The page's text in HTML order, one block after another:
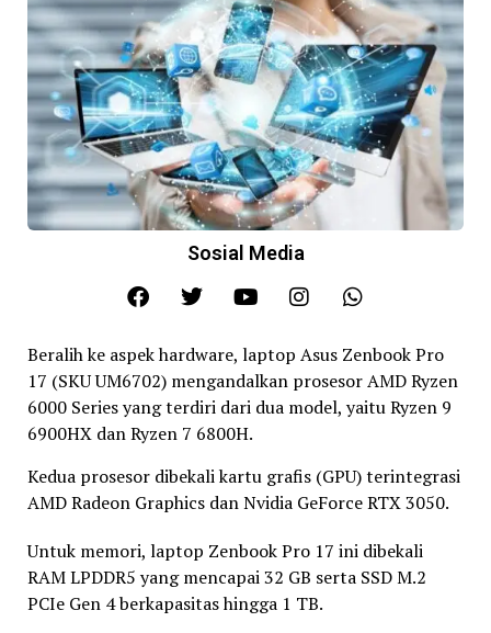
Sosial Media
Beralih ke aspek hardware, laptop Asus Zenbook Pro
17 (SKU UM6702) mengandalkan prosesor AMD Ryzen
6000 Series yang terdiri dari dua model, yaitu Ryzen 9
6900HX dan Ryzen 7 6800H.
Kedua prosesor dibekali kartu grafis (GPU) terintegrasi
AMD Radeon Graphics dan Nvidia GeForce RTX 3050.
Untuk memori, laptop Zenbook Pro 17 ini dibekali
RAM LPDDR5 yang mencapai 32 GB serta SSD M.2
PCIe Gen 4 berkapasitas hingga 1 TB.